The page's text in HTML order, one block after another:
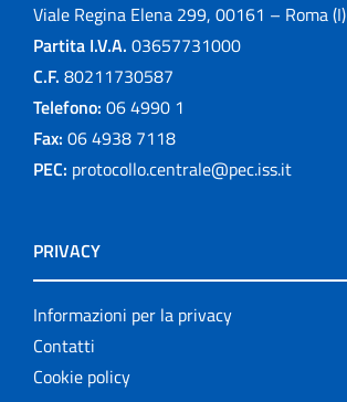
Viale Regina Elena 299, 00161 – Roma (I)
Partita I.V.A. 03657731000
C.F. 80211730587
Telefono: 06 4990 1
Fax: 06 4938 7118
PEC: protocollo.centrale@pec.iss.it
PRIVACY
Informazioni per la privacy
Contatti
Cookie policy